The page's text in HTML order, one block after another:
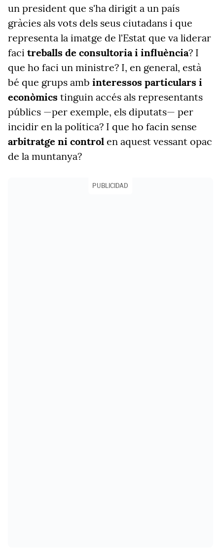
un president que s'ha dirigit a un país
gràcies als vots dels seus ciutadans i que
representa la imatge de l'Estat que va liderar
faci treballs de consultoria i influència? I
que ho faci un ministre? I, en general, està
bé que grups amb interessos particulars i
econòmics tinguin accés als representants
públics —per exemple, els diputats— per
incidir en la política? I que ho facin sense
arbitratge ni control en aquest vessant opac
de la muntanya?
PUBLICIDAD